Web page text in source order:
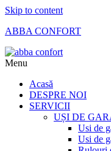
Skip to content
ABBA CONFORT
Menu
Acasă
DESPRE NOI
SERVICII
UȘI DE
Usi de
Usi de